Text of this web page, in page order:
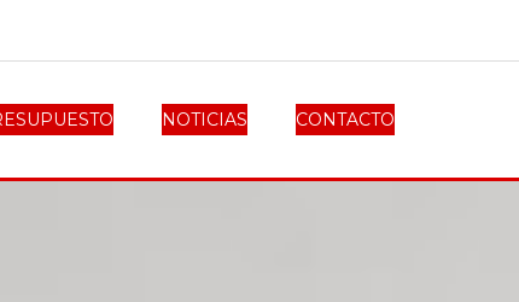
NOTICIAS CONTACTO